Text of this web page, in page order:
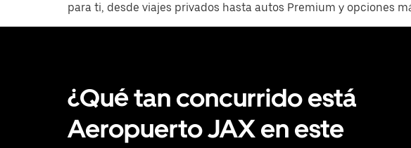
para ti, desde viajes privados hasta autos Premium y opciones
¿Qué tan concurrido está
Aeropuerto JAX en este